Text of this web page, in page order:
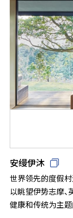
安缦伊沐
世界领先的度假
以眺望伊势志摩
健康和传统为主题